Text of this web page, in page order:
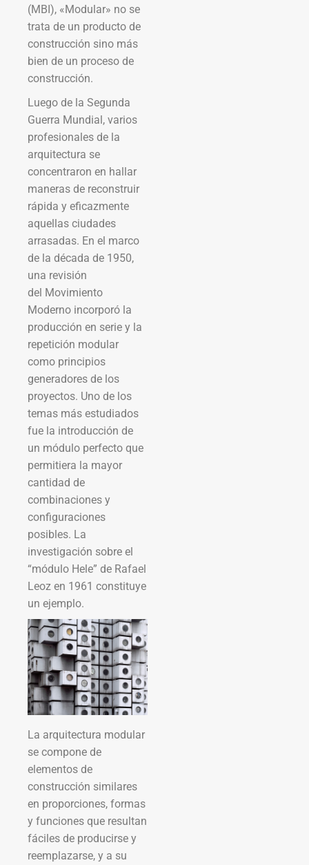
(MBI), «Modular» no se
trata de un producto de
construcción sino más
bien de un proceso de
construcción.
Luego de la Segunda
Guerra Mundial, varios
profesionales de la
arquitectura se
concentraron en hallar
maneras de reconstruir
rápida y eficazmente
aquellas ciudades
arrasadas. En el marco
de la década de 1950,
una revisión
del Movimiento
Moderno incorporó la
producción en serie y la
repetición modular
como principios
generadores de los
proyectos. Uno de los
temas más estudiados
fue la introducción de
un módulo perfecto que
permitiera la mayor
cantidad de
combinaciones y
configuraciones
posibles. La
investigación sobre el
“módulo Hele” de Rafael
Leoz en 1961 constituye
un ejemplo.
La arquitectura modular
se compone de
elementos de
construcción similares
en proporciones, formas
y funciones que resultan
fáciles de producirse y
reemplazarse, y a su